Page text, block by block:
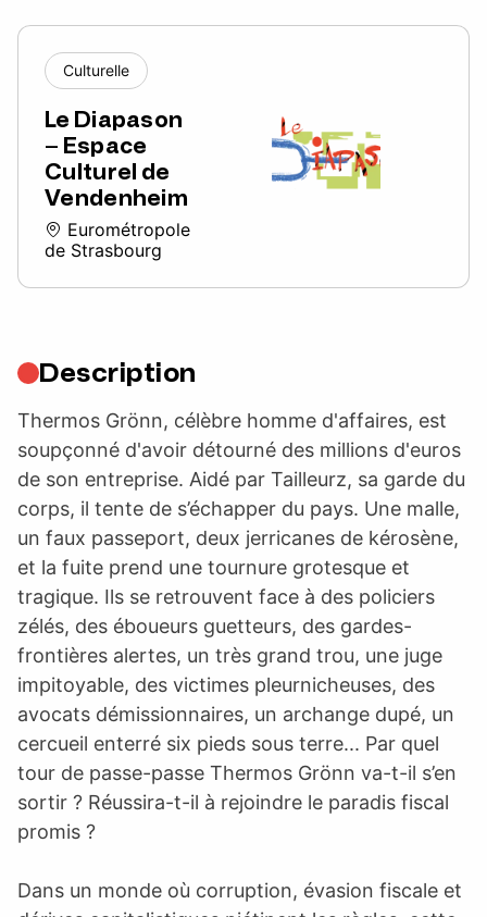
Culturelle
Le Diapason
– Espace
Culturel de
Vendenheim
Eurométropole
de Strasbourg
Description
Thermos Grönn, célèbre homme d'affaires, est
soupçonné d'avoir détourné des millions d'euros
de son entreprise. Aidé par Tailleurz, sa garde du
corps, il tente de s’échapper du pays. Une malle,
un faux passeport, deux jerricanes de kérosène,
et la fuite prend une tournure grotesque et
tragique. Ils se retrouvent face à des policiers
zélés, des éboueurs guetteurs, des gardes-
frontières alertes, un très grand trou, une juge
impitoyable, des victimes pleurnicheuses, des
avocats démissionnaires, un archange dupé, un
cercueil enterré six pieds sous terre... Par quel
tour de passe-passe Thermos Grönn va-t-il s’en
sortir ? Réussira-t-il à rejoindre le paradis fiscal
promis ?
Dans un monde où corruption, évasion fiscale et